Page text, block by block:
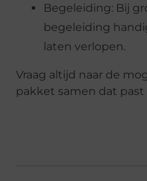
Begeleiding: Bij
begeleiding
laten verlopen.
Vraag altijd naar de
pakket samen dat